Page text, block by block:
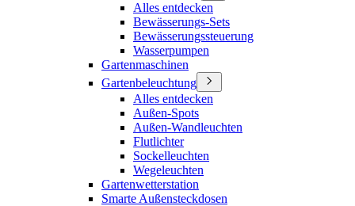
Alles entdecken
Bewässerungs-Sets
Bewässerungssteuerung
Wasserpumpen
Gartenmaschinen
Gartenbeleuchtung
Alles entdecken
Außen-Spots
Außen-Wandleuchten
Flutlichter
Sockelleuchten
Wegeleuchten
Gartenwetterstation
Smarte Außensteckdosen